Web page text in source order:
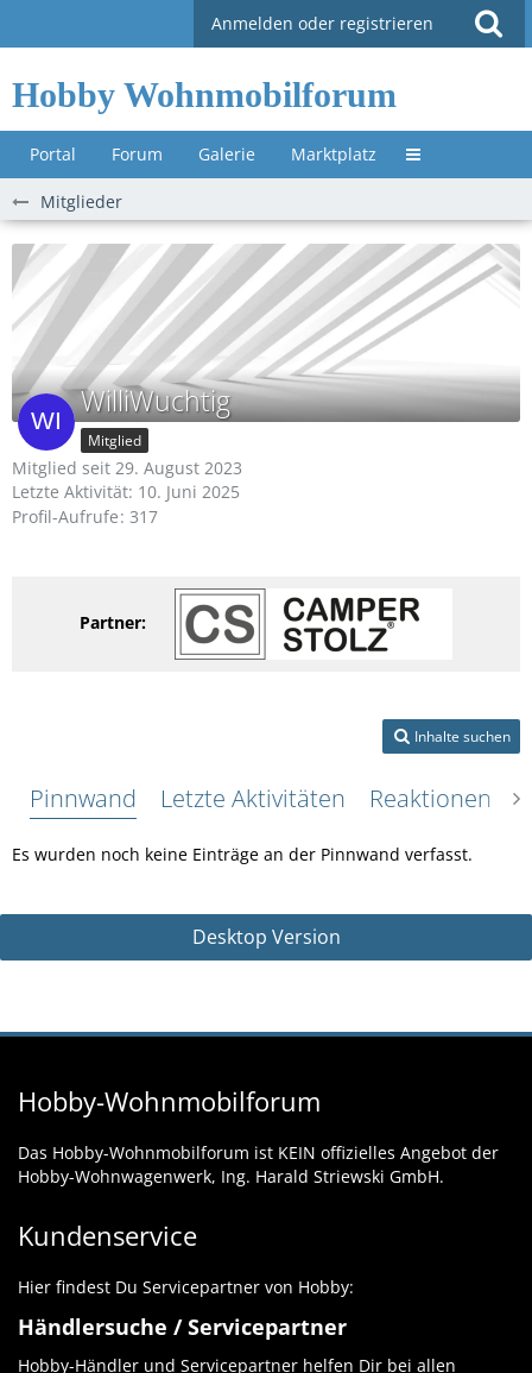
Anmelden oder registrieren
Hobby Wohnmobilforum
Portal Forum Galerie Marktplatz Untermenü »
Mitglieder
WilliWuchtig
Mitglied
Mitglied seit 29. August 2023
Letzte Aktivität: 10. Juni 2025
Profil-Aufrufe 317
Partner:
Inhalte suchen
Pinnwand Letzte Aktivitäten Reaktionen
Es wurden noch keine Einträge an der Pinnwand verfasst.
Desktop Version
Hobby-Wohnmobilforum
Das Hobby-Wohnmobilforum ist KEIN offizielles Angebot der
Hobby-Wohnwagenwerk, Ing. Harald Striewski GmbH.
Kundenservice
Hier findest Du Servicepartner von Hobby:
Händlersuche / Servicepartner
Hobby-Händler und Servicepartner helfen Dir bei allen